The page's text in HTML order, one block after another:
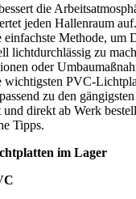
die
jeden Hallenraum
einfachste Methode, um
lichtdurchlässig zu
oder
wichtigsten PVC-
zu den
direkt ab Werk
Tipps.
im Lager